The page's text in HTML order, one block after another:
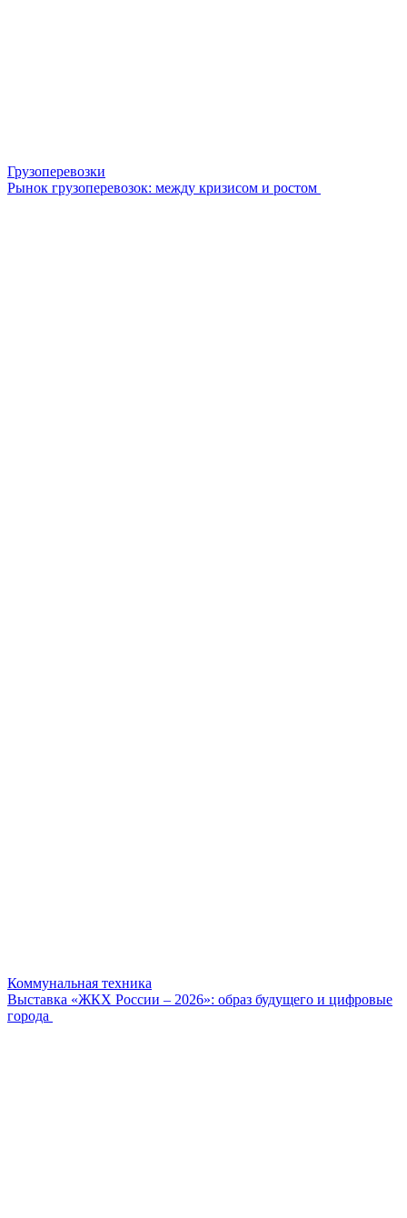
Грузоперевозки
Рынок грузоперевозок: между кризисом и ростом
Коммунальная техника
Выставка «ЖКХ России – 2026»: образ будущего и цифровые
города